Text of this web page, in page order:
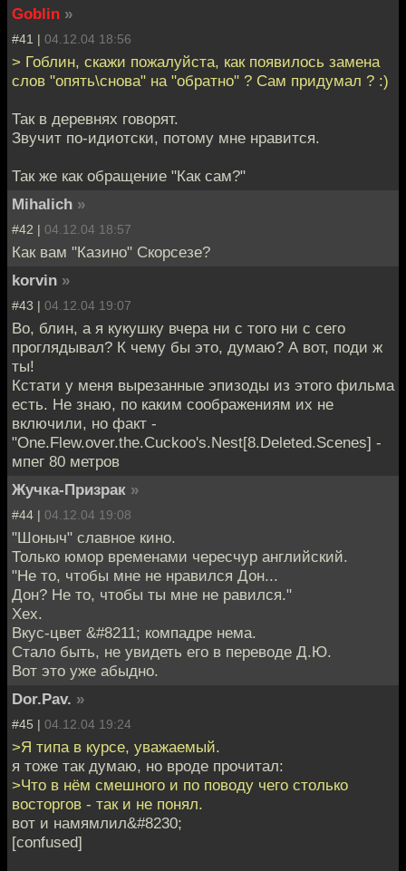
Goblin »
#41 | 04.12.04 18:56
> Гоблин, скажи пожалуйста, как появилось замена
слов "опять\снова" на "обратно" ? Сам придумал ? :)
Так в деревнях говорят.
Звучит по-идиотски, потому мне нравится.
Так же как обращение "Как сам?"
Mihalich »
#42 | 04.12.04 18:57
Как вам "Казино" Скорсезе?
korvin »
#43 | 04.12.04 19:07
Во, блин, а я кукушку вчера ни с того ни с сего
проглядывал? К чему бы это, думаю? А вот, поди ж
ты!
Кстати у меня вырезанные эпизоды из этого фильма
есть. Не знаю, по каким соображениям их не
включили, но факт -
"One.Flew.over.the.Cuckoo's.Nest[8.Deleted.Scenes] -
мпег 80 метров
Жучка-Призрак »
#44 | 04.12.04 19:08
"Шоныч" славное кино.
Только юмор временами чересчур английский.
"Не то, чтобы мне не нравился Дон...
Дон? Не то, чтобы ты мне не равился."
Хех.
Вкус-цвет &#8211; компадре нема.
Стало быть, не увидеть его в переводе Д.Ю.
Вот это уже абыдно.
Dor.Pav. »
#45 | 04.12.04 19:24
>Я типа в курсе, уважаемый.
я тоже так думаю, но вроде прочитал:
>Что в нём смешного и по поводу чего столько
восторгов - так и не понял.
вот и намямлил&#8230;
[confused]